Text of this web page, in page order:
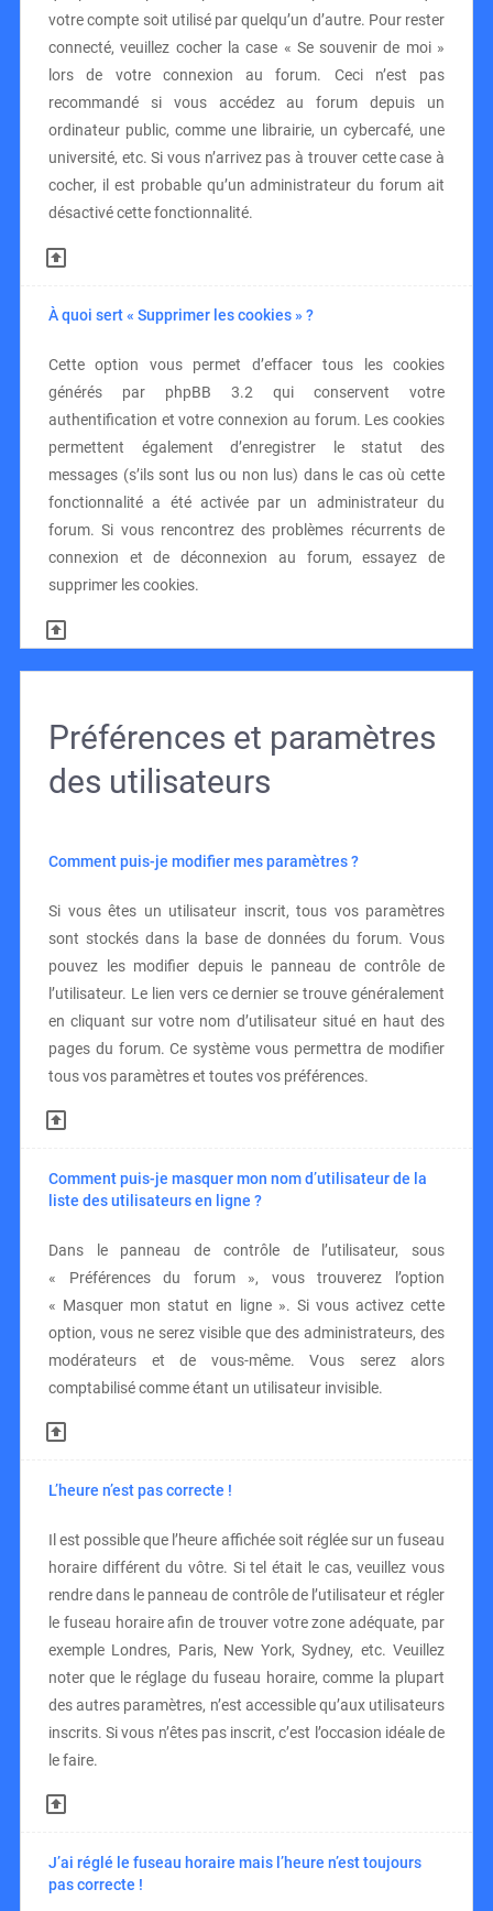
votre compte soit utilisé par quelqu’un d’autre. Pour rester
connecté, veuillez cocher la case « Se souvenir de moi »
lors de votre connexion au forum. Ceci n’est pas
recommandé si vous accédez au forum depuis un
ordinateur public, comme une librairie, un cybercafé, une
université, etc. Si vous n’arrivez pas à trouver cette case à
cocher, il est probable qu’un administrateur du forum ait
désactivé cette fonctionnalité.
À quoi sert « Supprimer les cookies » ?
Cette option vous permet d’effacer tous les cookies
générés par phpBB 3.2 qui conservent votre
authentification et votre connexion au forum. Les cookies
permettent également d’enregistrer le statut des
messages (s’ils sont lus ou non lus) dans le cas où cette
fonctionnalité a été activée par un administrateur du
forum. Si vous rencontrez des problèmes récurrents de
connexion et de déconnexion au forum, essayez de
supprimer les cookies.
Préférences et paramètres
des utilisateurs
Comment puis-je modifier mes paramètres ?
Si vous êtes un utilisateur inscrit, tous vos paramètres
sont stockés dans la base de données du forum. Vous
pouvez les modifier depuis le panneau de contrôle de
l’utilisateur. Le lien vers ce dernier se trouve généralement
en cliquant sur votre nom d’utilisateur situé en haut des
pages du forum. Ce système vous permettra de modifier
tous vos paramètres et toutes vos préférences.
Comment puis-je masquer mon nom d’utilisateur de la
liste des utilisateurs en ligne ?
Dans le panneau de contrôle de l’utilisateur, sous
« Préférences du forum », vous trouverez l’option
« Masquer mon statut en ligne ». Si vous activez cette
option, vous ne serez visible que des administrateurs, des
modérateurs et de vous-même. Vous serez alors
comptabilisé comme étant un utilisateur invisible.
L’heure n’est pas correcte !
Il est possible que l’heure affichée soit réglée sur un fuseau
horaire différent du vôtre. Si tel était le cas, veuillez vous
rendre dans le panneau de contrôle de l’utilisateur et régler
le fuseau horaire afin de trouver votre zone adéquate, par
exemple Londres, Paris, New York, Sydney, etc. Veuillez
noter que le réglage du fuseau horaire, comme la plupart
des autres paramètres, n’est accessible qu’aux utilisateurs
inscrits. Si vous n’êtes pas inscrit, c’est l’occasion idéale de
le faire.
J’ai réglé le fuseau horaire mais l’heure n’est toujours
pas correcte !